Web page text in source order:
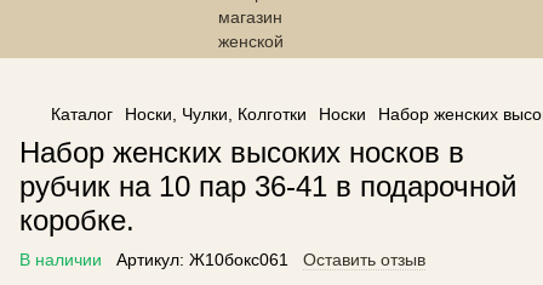
------------------------------------------------
Каталог Носки, Чулки, Колготки Носки Набор женских
Набор женских высоких носков в
рубчик на 10 пар 36-41 в подарочной
коробке.
В наличии Артикул: Ж10бокс061 Оставить отзыв